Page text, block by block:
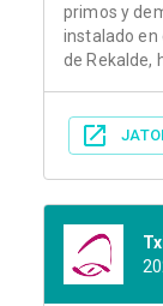
primos y
instalado en
de Rekalde,